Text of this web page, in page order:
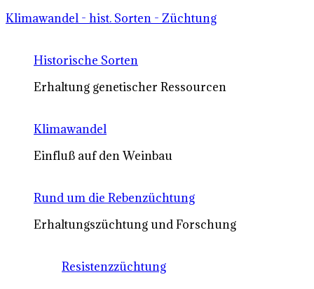
Klimawandel - hist. Sorten - Züchtung
Historische Sorten
Erhaltung genetischer Ressourcen
Klimawandel
Einfluß auf den Weinbau
Rund um die Rebenzüchtung
Erhaltungszüchtung und Forschung
Resistenzzüchtung